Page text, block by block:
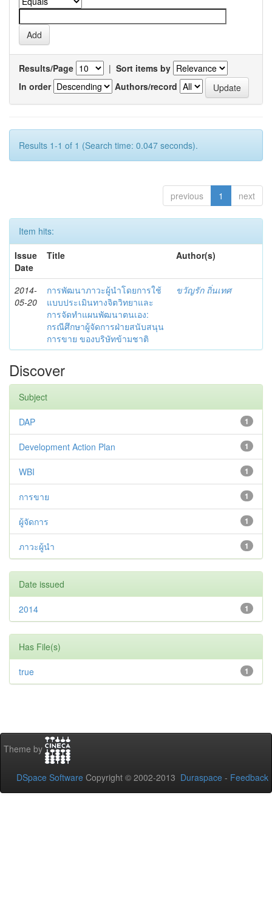
Results/Page | Sort items by
In order
Authors/record
Results 1-1 of 1 (Search time: 0.047 seconds).
previous 1 next
Item hits:
Issue
Date
Title Author(s)
2014-
05-20
การพัฒนาภาวะผู้นำโดยการใช้
แบบประเมินทางจิตวิทยาและ
การจัดทำแผนพัฒนาตนเอง:
กรณีศึกษาผู้จัดการฝ่ายสนับสนุน
การขาย ของบริษัทข้ามชาติ
ขวัญรัก ถิ่นเทศ
Discover
Subject
1
DAP
1
Development Action Plan
1
WBI
1
การขาย
1
ผู้จัดการ
1
ภาวะผู้นำ
Date issued
1
2014
Has File(s)
1
true
Theme by
DSpace Software Copyright © 2002-2013 Duraspace - Feedback